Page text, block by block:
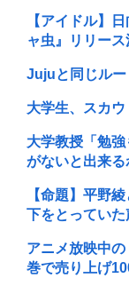
【アイドル】
ャ虫』リリー
Jujuと同じルー
大学生、スカ
大学教授「勉
がないと出来る
【命題】平野
下をとってい
アニメ放映中
巻で売り上げ